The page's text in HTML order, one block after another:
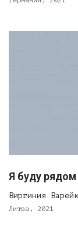
Я буду рядом
Виргиния
Литва, 2021